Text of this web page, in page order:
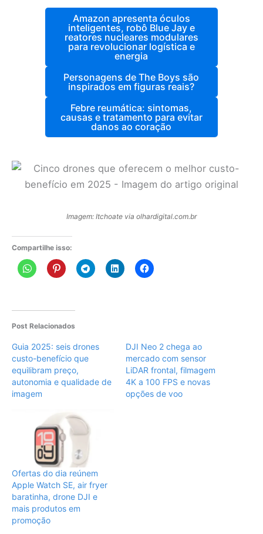
Amazon apresenta óculos
inteligentes, robô Blue Jay e
reatores nucleares modulares
para revolucionar logística e
energia
Personagens de The Boys são
inspirados em figuras reais?
Febre reumática: sintomas,
causas e tratamento para evitar
danos ao coração
Imagem: Itchoate via olhardigital.com.br
Compartilhe isso:
Post Relacionados
Guia 2025: seis drones
custo-benefício que
equilibram preço,
autonomia e qualidade de
imagem
DJI Neo 2 chega ao
mercado com sensor
LiDAR frontal, filmagem
4K a 100 FPS e novas
opções de voo
Ofertas do dia reúnem
Apple Watch SE, air fryer
baratinha, drone DJI e
mais produtos em
promoção